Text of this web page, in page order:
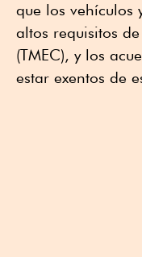
que los vehículos
altos requisitos
(TMEC), y los
estar exentos de